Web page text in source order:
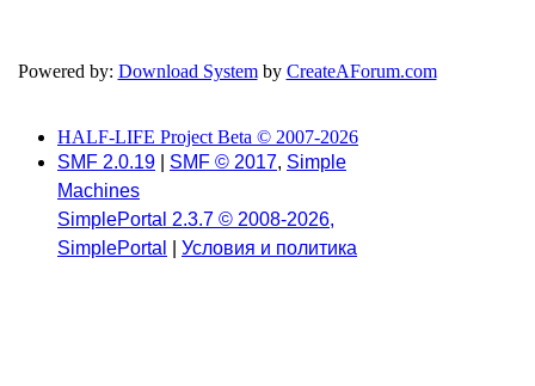
Powered by: Download Systemby CreateAForum.com
HALF-LIFE Project Beta © 2007-2026
SMF 2.0.19
SMF © 2017, Simple
Machines
SimplePortal 2.3.7 © 2008-2026,
SimplePortal
Условия и политика